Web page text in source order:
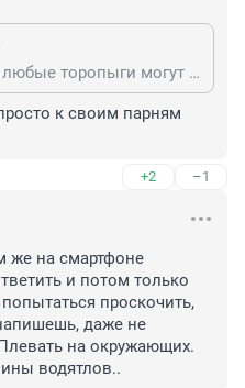
Вообще в таких случаях любые торопыги могут сигналить, сколько влезет. Если это с предотвращением ДТП не связано явно - их проблемы.
к своим парням
+2 –1
же на смартфоне
и потом только
проскочить,
даже не
на окружающих.
водятлов..